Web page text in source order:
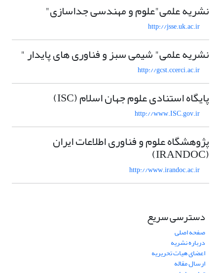
نشریه علمی"علوم و مهندسی جداسازی"
http://jsse.uk.ac.ir
نشریه علمی" شیمی سبز و فناوری های پایدار "
http://gcst.ccerci.ac.ir
پایگاه استنادی علوم جهان اسلام (ISC)
http://www.ISC.gov.ir
پژوهشگاه علوم و فناوری اطلاعات ایران
(IRANDOC)
http://www.irandoc.ac.ir
دسترسی سریع
صفحه اصلی
درباره نشریه
اعضای هیات تحریریه
ارسال مقاله